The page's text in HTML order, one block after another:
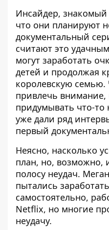
Инсайдер, знакомый
что они планируют
документальный
считают это
могут заработать
детей и продолжая
королевскую семью.
привлечь
придумывать что-то
уже дали ряд
первый
Неясно, насколько
план, но, возможно,
полосу неудач. Меган
пытались
самостоятельно,
Netflix, но многие
неудачу.